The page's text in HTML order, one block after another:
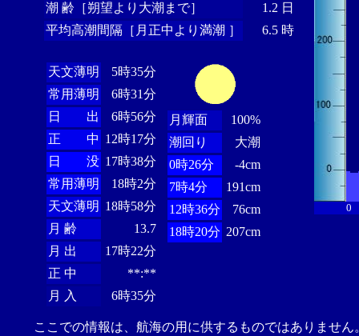
潮 齢［朔望より大潮まで］
1.2 日
平均高潮間隔［月正中より満潮 ］
6.5 時
天文薄明
5時35分
常用薄明
6時31分
日 出
6時56分
正 中 12時17分
日 没 17時38分
常用薄明
18時2分
天文薄明 18時58分
月 齢
13.7
月 出
17時22分
正 中
**:**
月 入
6時35分
月輝面
100%
潮回り
大潮
0時26分
-4cm
7時4分
191cm
12時36分
76cm
18時20分 207cm
0
ここでの情報は、航海の用に供するものではありませ